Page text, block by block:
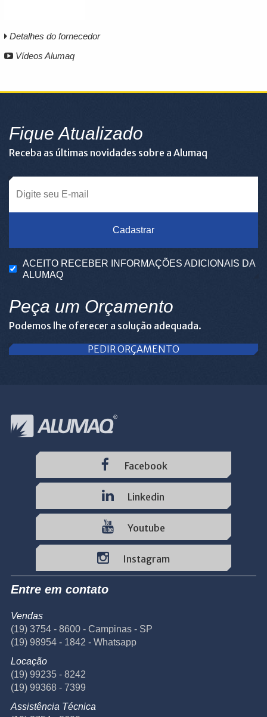
Detalhes do fornecedor
Vídeos Alumaq
Fique Atualizado
Receba as últimas novidades sobre a Alumaq
Cadastrar
ACEITO RECEBER INFORMAÇÕES ADICIONAIS DA
ALUMAQ
Peça um Orçamento
Podemos lhe oferecer a solução adequada.
PEDIR ORÇAMENTO
Facebook
Linkedin
Youtube
Instagram
Entre em contato
Vendas
(19) 3754 - 8600 - Campinas - SP
(19) 98954 - 1842 - Whatsapp
Locação
(19) 99235 - 8242
(19) 99368 - 7399
Assistência Técnica